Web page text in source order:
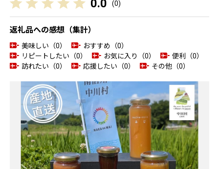
0.0 (0)
返礼品への感想（集計）
美味しい（0）
おすすめ（0）
リピートしたい（0）
お気に入り（0）
便利（0）
訪れたい（0）
応援したい（0） その他（0）